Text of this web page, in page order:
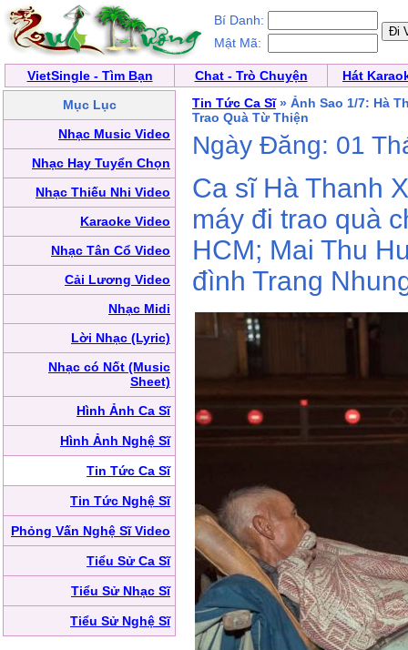
Bí Danh:
Mật Mã:
VietSingle - Tìm Bạn Chat - Trò Chuyện
Hát
Mục Lục
Nhạc Music Video
Nhạc Hay Tuyển Chọn
Nhạc Thiếu Nhi Video
Karaoke Video
Nhạc Tân Cổ Video
Cải Lương Video
Nhạc Midi
Lời Nhạc (Lyric)
Nhạc có Nốt (Music
Sheet)
Hình Ảnh Ca Sĩ
Hình Ảnh Nghệ Sĩ
Tin Tức Ca Sĩ
Tin Tức Nghệ Sĩ
Phỏng Vấn Nghệ Sĩ Video
Tiểu Sử Ca Sĩ
Tiểu Sử Nhạc Sĩ
Tiểu Sử Nghệ Sĩ
Tin Tức Ca Sĩ» Ảnh Sao 1/7: Hà
Trao Quà Từ Thiện
Ngày Đăng: 01
Ca sĩ Hà Thanh
máy đi trao quà
HCM; Mai Thu
đình Trang